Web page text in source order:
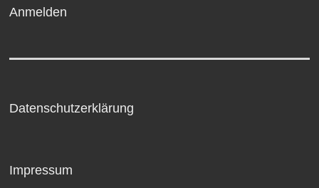
Anmelden
Datenschutzerklärung
Impressum